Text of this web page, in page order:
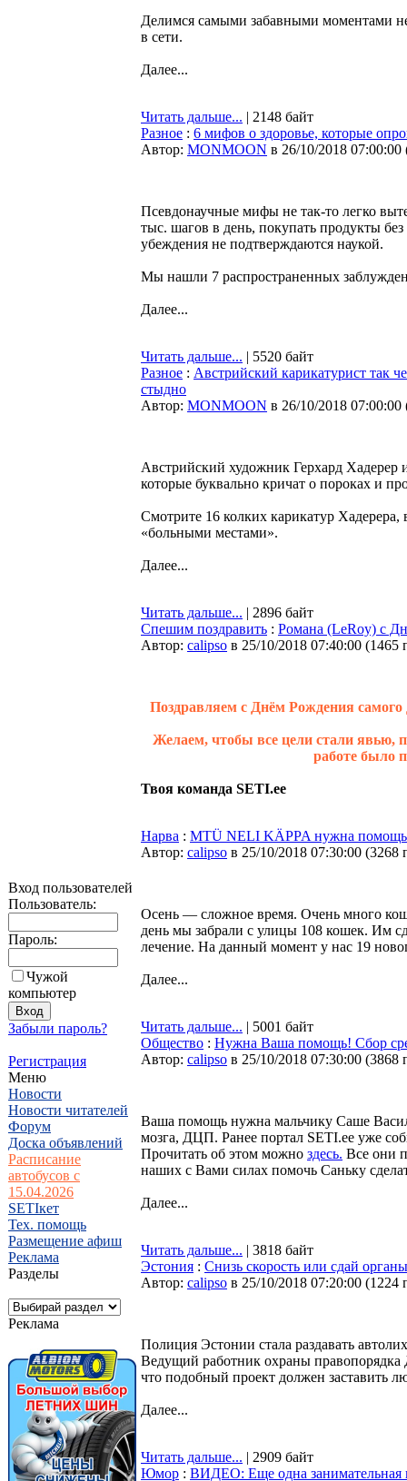
Вход пользователей
Пользователь:
Пароль:
Чужой
компьютер
Забыли пароль?
Регистрация
Меню
Новости
Новости читателей
Форум
Доска объявлений
Расписание
автобусов с
15.04.2026
SETIкет
Тех. помощь
Размещение афиш
Реклама
Разделы
Реклама
Делимся самыми забавными моментами
в сети.
Далее...
Читать дальше... | 2148 байт
Разное : 6 мифов о здоровье, которые
Автор: MONMOON в 26/10/2018 07:00:00
Псевдонаучные мифы не так-то легко
тыс. шагов в день, покупать продукты
убеждения не подтверждаются наукой.
Мы нашли 7 распространенных
Далее...
Читать дальше... | 5520 байт
Разное : Австрийский карикатурист так
стыдно
Автор: MONMOON в 26/10/2018 07:00:00
Австрийский художник Герхард Хадерер
которые буквально кричат о пороках и
Смотрите 16 колких карикатур
«больными местами».
Далее...
Читать дальше... | 2896 байт
Спешим поздравить : Романа (LeRoy) с
Автор: calipso в 25/10/2018 07:40:00 (1465
Поздравляем с Днём Рождения
Желаем, чтобы все цели стали явью,
работе было
Твоя команда SETI.ee
Нарва : MTÜ NELI KÄPPA нужна
Автор: calipso в 25/10/2018 07:30:00 (3268
Осень — сложное время. Очень много
день мы забрали с улицы 108 кошек. Им
лечение. На данный момент у нас 19
Далее...
Читать дальше... | 5001 байт
Общество : Нужна Ваша помощь! Сбор
Автор: calipso в 25/10/2018 07:30:00 (3868
Ваша помощь нужна мальчику Саше
мозга, ДЦП. Ранее портал SETI.ee уже
Прочитать об этом можно здесь. Все они
наших с Вами силах помочь Саньку
Далее...
Читать дальше... | 3818 байт
Эстония : Снизь скорость или сдай
Автор: calipso в 25/10/2018 07:20:00 (1224
Полиция Эстонии стала раздавать
Ведущий работник охраны
что подобный проект должен заставить
Далее...
Читать дальше... | 2909 байт
Юмор : ВИДЕО: Еще одна занимательная